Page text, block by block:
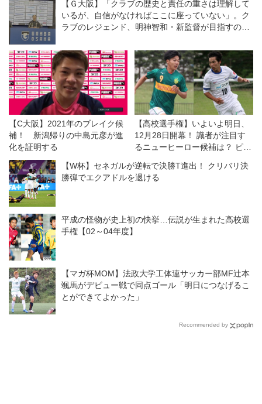
【Ｇ大阪】「クラブの歴史と責任の重さは理解して
いるが、自信がなければここに座っていない」。ク
ラブのレジェンド、明神智和・新監督が目指すのは
【C大阪】2021年のブレイク候
補！ 新潟帰りの中島元彦が進
化を証明する
【高校選手権】いよいよ明日、
12月28日開幕！ 識者が注目す
るニューヒーロー候補は？ ピッ
【W杯】セネガルが逆転で決勝T進出！ クリバリ決
勝弾でエクアドルを退ける
平成の怪物が史上初の快挙…伝説が生まれた高校選
手権【02～04年度】
【マガ杯MOM】法政大学工体連サッカー部MF辻本
颯馬がデビュー戦で同点ゴール「明日につなげるこ
とができてよかった」
Recommended by